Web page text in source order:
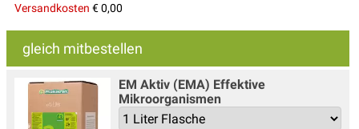
Versandkosten € 0,00
gleich mitbestellen
EM Aktiv (EMA) Effektive
Mikroorganismen